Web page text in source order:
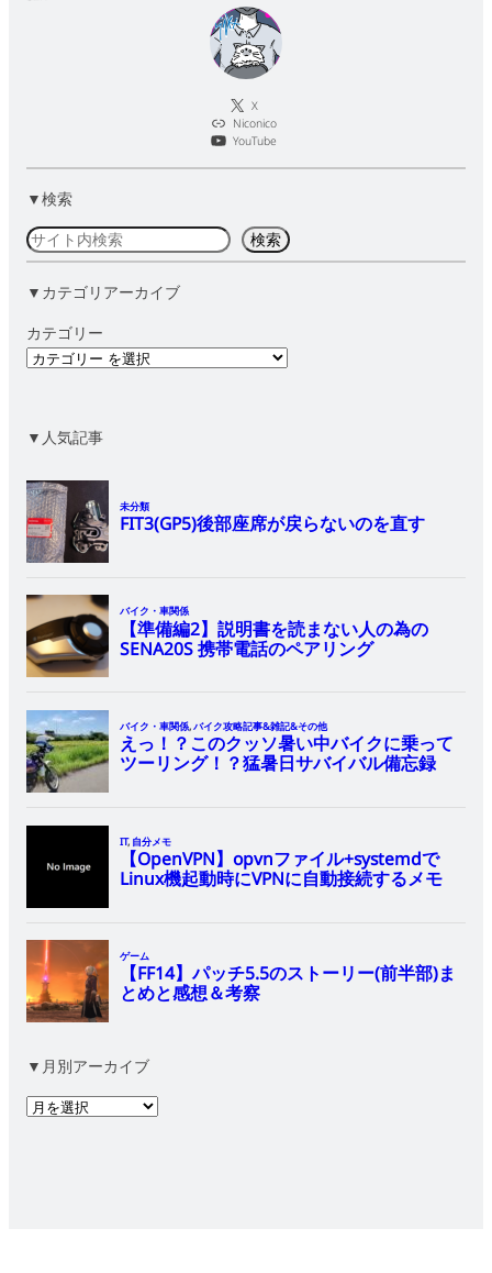
X
Niconico
YouTube
▼検索
検
索
検索
▼カテゴリアーカイブ
カテゴリー
▼人気記事
▼月別アーカイブ
ア